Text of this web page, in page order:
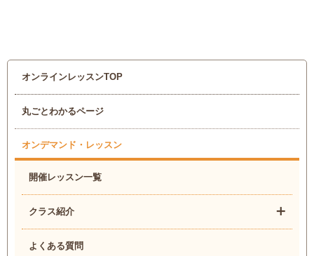
オンラインレッスンTOP
丸ごとわかるページ
オンデマンド・レッスン
開催レッスン一覧
クラス紹介
よくある質問